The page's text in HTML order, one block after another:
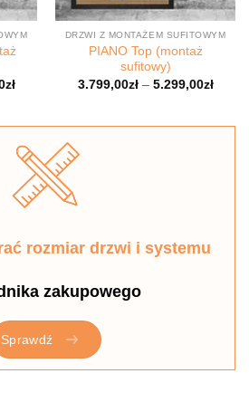
zł
DRZWI Z MONTAŻEM SUFITOWYM
PIANO Top (montaż
sufitowy)
3.799,00zł– 5.299,00zł
rozmiar drzwi i systemu
zakupowego
Sprawdź